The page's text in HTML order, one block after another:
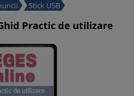
Stick USB
Practic de utilizare